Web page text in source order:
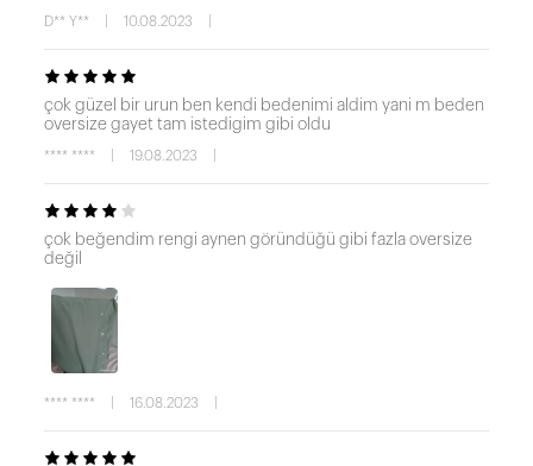
D** Y** 10.08.2023
çok güzel bir urun ben kendi bedenimi aldim yani m beden
oversize gayet tam istedigim gibi oldu
**** **** 19.08.2023
çok beğendim rengi aynen göründüğü gibi fazla oversize
değil
**** **** 16.08.2023